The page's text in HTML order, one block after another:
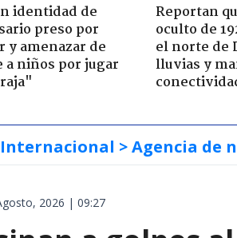
identidad de
preso por
y amenazar de
a niños por jugar
Reportan
oculto de
el norte de
lluvias y
> Agencia de
2026 | 09:27